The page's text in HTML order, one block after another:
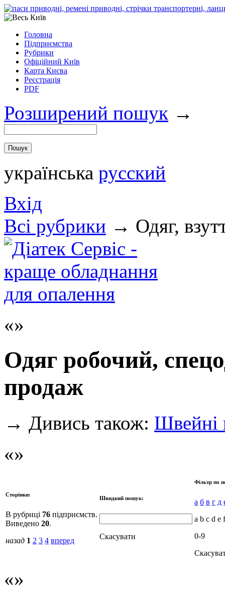
Головна
Підприємства
Рубрики
Офіційний Київ
Карта Києва
Реєстрація
PDF
Розширений пошук →
українська русский
Вхід
Всi рубрики → Одяг,
Одяг робочий,
продаж
→ Дивись також: Швейні
Сторінки:
В рубриці 76 підприємств.
Виведено 20.
назад 1 2 3 4 вперед
Швидкий пошук:
Скасувати
Фільтр по
а б в г д
a b c d e
0-9